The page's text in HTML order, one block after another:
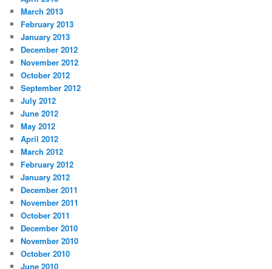
March 2013
February 2013
January 2013
December 2012
November 2012
October 2012
September 2012
July 2012
June 2012
May 2012
April 2012
March 2012
February 2012
January 2012
December 2011
November 2011
October 2011
December 2010
November 2010
October 2010
June 2010